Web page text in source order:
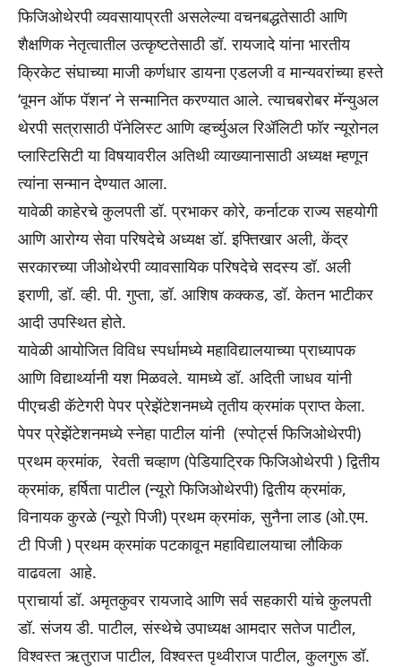
फिजिओथेरपी व्यवसायाप्रती असलेल्या वचनबद्धतेसाठी आणि
शैक्षणिक नेतृत्वातील उत्कृष्टतेसाठी डॉ. रायजादे यांना भारतीय
क्रिकेट संघाच्या माजी कर्णधार डायना एडलजी व मान्यवरांच्या हस्ते
‘वूमन ऑफ पॅशन’ ने सन्मानित करण्यात आले. त्याचबरोबर मॅन्युअल
थेरपी सत्रासाठी पॅनेलिस्ट आणि व्हर्च्युअल रिॲलिटी फॉर न्यूरोनल
प्लास्टिसिटी या विषयावरील अतिथी व्याख्यानासाठी अध्यक्ष म्हणून
त्यांना सन्मान देण्यात आला.
यावेळी काहेरचे कुलपती डॉ. प्रभाकर कोरे, कर्नाटक राज्य सहयोगी
आणि आरोग्य सेवा परिषदेचे अध्यक्ष डॉ. इफ्तिखार अली, केंद्र
सरकारच्या जीओथेरपी व्यावसायिक परिषदेचे सदस्य डॉ. अली
इराणी, डॉ. व्ही. पी. गुप्ता, डॉ. आशिष कक्कड, डॉ. केतन भाटीकर
आदी उपस्थित होते.
यावेळी आयोजित विविध स्पर्धामध्ये महाविद्यालयाच्या प्राध्यापक
आणि विद्यार्थ्यानी यश मिळवले. यामध्ये डॉ. अदिती जाधव यांनी
पीएचडी कॅटेगरी पेपर प्रेझेंटेशनमध्ये तृतीय क्रमांक प्राप्त केला.
पेपर प्रेझेंटेशनमध्ये स्नेहा पाटील यांनी (स्पोर्ट्स फिजिओथेरपी)
प्रथम क्रमांक, रेवती चव्हाण (पेडियाट्रिक फिजिओथेरपी ) द्वितीय
क्रमांक, हर्षिता पाटील (न्यूरो फिजिओथेरपी) द्वितीय क्रमांक,
विनायक कुरळे (न्यूरो पिजी) प्रथम क्रमांक, सुनैना लाड (ओ.एम.
टी पिजी ) प्रथम क्रमांक पटकावून महाविद्यालयाचा लौकिक
वाढवला आहे.
प्राचार्या डॉ. अमृतकुवर रायजादे आणि सर्व सहकारी यांचे कुलपती
डॉ. संजय डी. पाटील, संस्थेचे उपाध्यक्ष आमदार सतेज पाटील,
विश्वस्त ऋतुराज पाटील, विश्वस्त पृथ्वीराज पाटील, कुलगुरू डॉ.